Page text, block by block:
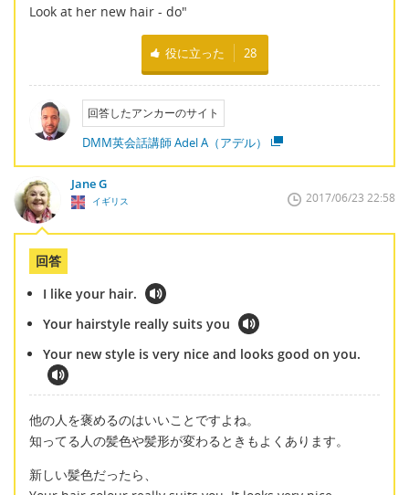
Look at her new hair - do"
役に立った 28
回答したアンカーのサイト
DMM英会話講師 Adel A（アデル）
Jane G
イギリス 2017/06/23 22:58
回答
I like your hair.
Your hairstyle really suits you
Your new style is very nice and looks good on you.
他の人を褒めるのはいいことですよね。
知ってる人の髪色や髪形が変わるときもよくあります。
新しい髪色だったら、